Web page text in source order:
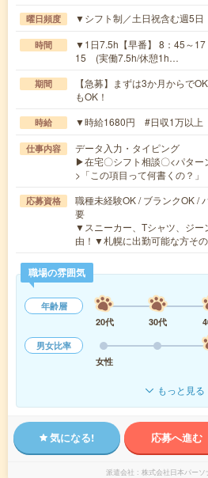
曜日頻度 ▼シフト制／土日祝含む週5日
時間
▼1日7.5h【早番】 8：45～17
15 (実働7.5h/休憩1h…
期間
【急募】まずは3か月からで
もOK！
時給 ▼時給1680円 #日収1万以上
仕事内容
データ入力・タイピング
▶在宅〇シフト相談〇<パター
>「この項目って何書くの？
応募資格
職種未経験OK / ブランクOK /
要
▼スニーカー、Tシャツ、ジー
由！▼札幌に出勤可能な方そ
職場の雰囲気
年齢層
20代
30代
男女比率
女性
もっと見る
気になる! 応募へ進む
派遣会社 株式会社日本パーソ